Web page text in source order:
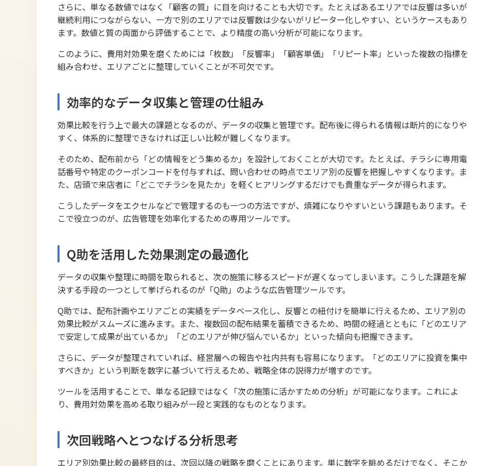
さらに、単なる数値ではなく「顧客の質」に目を向けることも大切です。たとえばあるエリアでは反響は多いが
継続利用につながらない、一方で別のエリアでは反響数は少ないがリピーター化しやすい、というケースもあり
ます。数値と質の両面から評価することで、より精度の高い分析が可能になります。
このように、費用対効果を磨くためには「枚数」「反響率」「顧客単価」「リピート率」といった複数の指標を
組み合わせ、エリアごとに整理していくことが不可欠です。
効率的なデータ収集と管理の仕組み
効果比較を行う上で最大の課題となるのが、データの収集と管理です。配布後に得られる情報は断片的になりや
すく、体系的に整理できなければ正しい比較が難しくなります。
そのため、配布前から「どの情報をどう集めるか」を設計しておくことが大切です。たとえば、チラシに専用電
話番号や特定のクーポンコードを付与すれば、問い合わせの時点でエリア別の反響を把握しやすくなります。ま
た、店頭で来店者に「どこでチラシを見たか」を軽くヒアリングするだけでも貴重なデータが得られます。
こうしたデータをエクセルなどで管理するのも一つの方法ですが、煩雑になりやすいという課題もあります。そ
こで役立つのが、広告管理を効率化するための専用ツールです。
Q助を活用した効果測定の最適化
データの収集や整理に時間を取られると、次の施策に移るスピードが遅くなってしまいます。こうした課題を解
決する手段の一つとして挙げられるのが「Q助」のような広告管理ツールです。
Q助では、配布計画やエリアごとの実績をデータベース化し、反響との紐付けを簡単に行えるため、エリア別の
効果比較がスムーズに進みます。また、複数回の配布結果を蓄積できるため、時間の経過とともに「どのエリア
で安定して成果が出ているか」「どのエリアが伸び悩んでいるか」といった傾向も把握できます。
さらに、データが整理されていれば、経営層への報告や社内共有も容易になります。「どのエリアに投資を集中
すべきか」という判断を数字に基づいて行えるため、戦略全体の説得力が増すのです。
ツールを活用することで、単なる記録ではなく「次の施策に活かすための分析」が可能になります。これによ
り、費用対効果を高める取り組みが一段と実践的なものとなります。
次回戦略へとつなげる分析思考
エリア別効果比較の最終目的は、次回以降の戦略を磨くことにあります。単に数字を眺めるだけでなく、そこか